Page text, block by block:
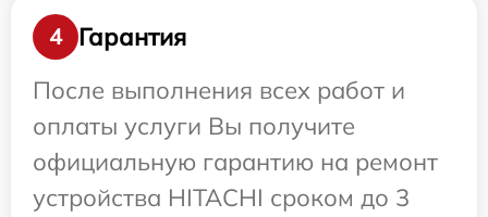
4
Гарантия
После выполнения всех работ и
оплаты услуги Вы получите
официальную гарантию на ремонт
устройства HITACHI сроком до 3